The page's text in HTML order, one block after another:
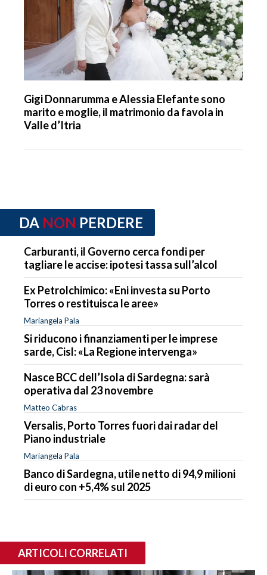
Gigi Donnarumma e Alessia Elefante sono
marito e moglie, il matrimonio da favola in
Valle d’Itria
DA NON PERDERE
Carburanti, il Governo cerca fondi per
tagliare le accise: ipotesi tassa sull’alcol
Ex Petrolchimico: «Eni investa su Porto
Torres o restituisca le aree»
Mariangela Pala
Si riducono i finanziamenti per le imprese
sarde, Cisl: «La Regione intervenga»
Nasce BCC dell’Isola di Sardegna: sarà
operativa dal 23 novembre
Matteo Cabras
Versalis, Porto Torres fuori dai radar del
Piano industriale
Mariangela Pala
Banco di Sardegna, utile netto di 94,9 milioni
di euro con +5,4% sul 2025
ARTICOLI CORRELATI